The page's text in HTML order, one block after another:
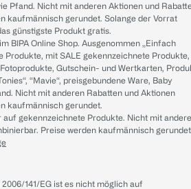
Pfand. Nicht mit anderen Aktionen und
kaufmännisch gerundet. Solange der Vorrat
günstigste Produkt gratis.
BIPA Online Shop. Ausgenommen „Einfach
Produkte, mit SALE gekennzeichnete Produkte,
Gutschein- und Wertkarten,
“Mavie“, preisgebundene Ware, Baby
Nicht mit anderen Rabatten und Aktionen
kaufmännisch gerundet.
auf gekennzeichnete Produkte. Nicht mit
Preise werden kaufmännisch
141/EG ist es nicht möglich auf